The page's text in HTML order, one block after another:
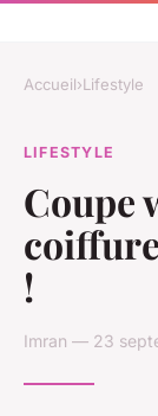
Accueil›Lifestyle
LIFESTYLE
Coupe
!
Imran — 23